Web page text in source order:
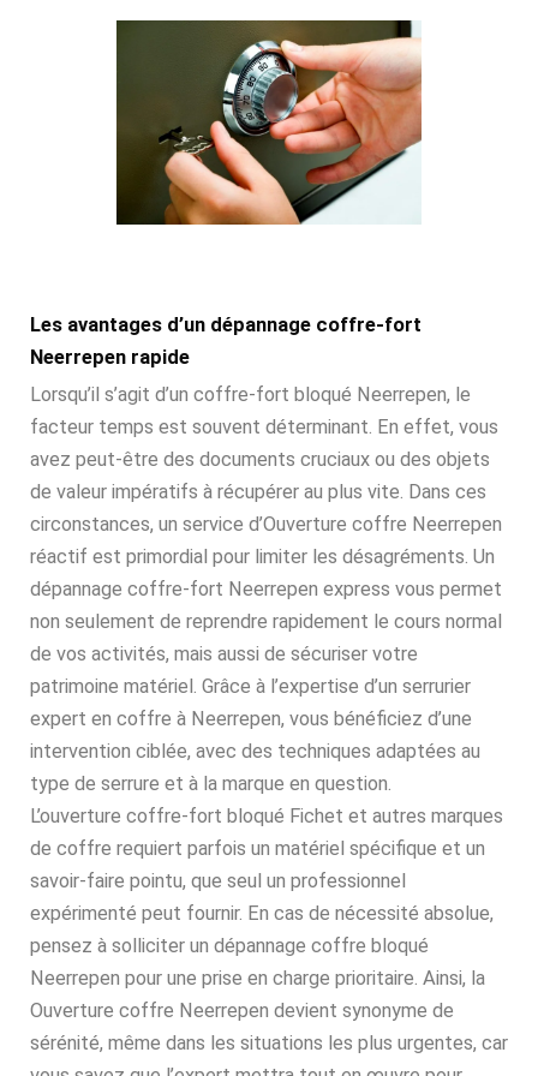
Les avantages d’un dépannage coffre-fort
Neerrepen rapide
Lorsqu’il s’agit d’un coffre-fort bloqué Neerrepen, le
facteur temps est souvent déterminant. En effet, vous
avez peut-être des documents cruciaux ou des objets
de valeur impératifs à récupérer au plus vite. Dans ces
circonstances, un service d’Ouverture coffre Neerrepen
réactif est primordial pour limiter les désagréments. Un
dépannage coffre-fort Neerrepen express vous permet
non seulement de reprendre rapidement le cours normal
de vos activités, mais aussi de sécuriser votre
patrimoine matériel. Grâce à l’expertise d’un serrurier
expert en coffre à Neerrepen, vous bénéficiez d’une
intervention ciblée, avec des techniques adaptées au
type de serrure et à la marque en question.
L’ouverture coffre-fort bloqué Fichet et autres marques
de coffre requiert parfois un matériel spécifique et un
savoir-faire pointu, que seul un professionnel
expérimenté peut fournir. En cas de nécessité absolue,
pensez à solliciter un dépannage coffre bloqué
Neerrepen pour une prise en charge prioritaire. Ainsi, la
Ouverture coffre Neerrepen devient synonyme de
sérénité, même dans les situations les plus urgentes, car